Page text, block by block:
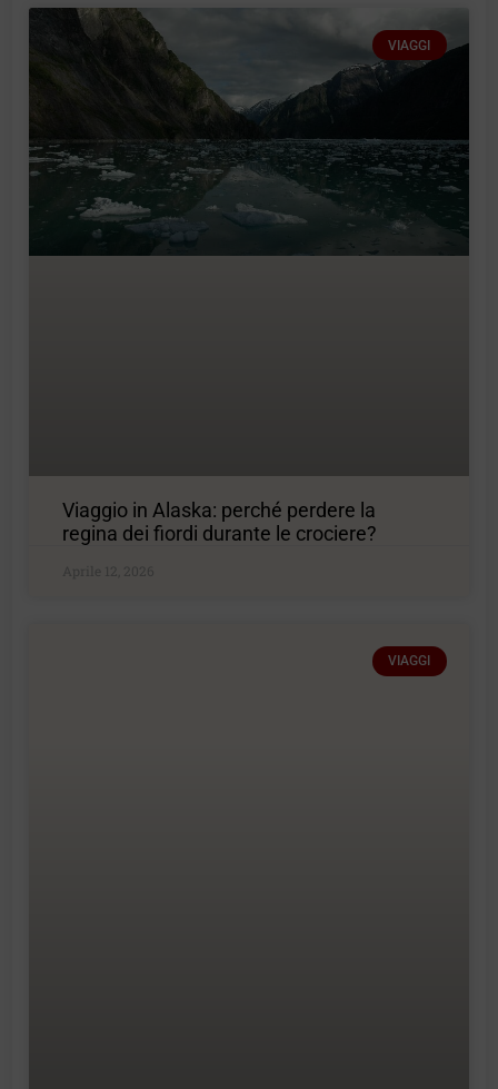
VIAGGI
Viaggio in Alaska: perché perdere la
regina dei fiordi durante le crociere?
Aprile 12, 2026
VIAGGI